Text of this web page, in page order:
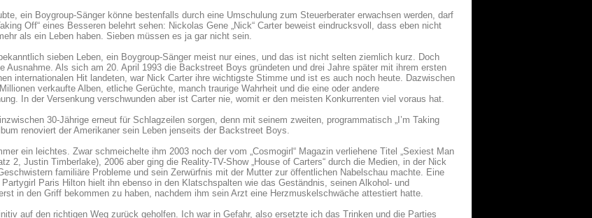
ein Boygroup-Sänger könne bestenfalls durch eine Umschulung zum Steuerberater erwachsen werden, darf
Off“ eines Besseren belehrt sehen: Nickolas Gene „Nick“ Carter beweist eindrucksvoll, dass eben nicht
als ein Leben haben. Sieben müssen es ja gar nicht sein.
sieben Leben, ein Boygroup-Sänger meist nur eines, und das ist nicht selten ziemlich kurz. Doch
Ausnahme. Als sich am 20. April 1993 die Backstreet Boys gründeten und drei Jahre später mit ihrem ersten
internationalen Hit landeten, war Nick Carter ihre wichtigste Stimme und ist es auch noch heute. Dazwischen
verkaufte Alben, etliche Gerüchte, manch traurige Wahrheit und die eine oder andere
In der Versenkung verschwunden aber ist Carter nie, womit er den meisten Konkurrenten viel voraus hat.
30-Jährige erneut für Schlagzeilen sorgen, denn mit seinem zweiten, programmatisch „I’m Taking
renoviert der Amerikaner sein Leben jenseits der Backstreet Boys.
ein leichtes. Zwar schmeichelte ihm 2003 noch der vom „Cosmogirl“ Magazin verliehene Titel „Sexiest Man
2, Justin Timberlake), 2006 aber ging die Reality-TV-Show „House of Carters“ durch die Medien, in der Nick
familiäre Probleme und sein Zerwürfnis mit der Mutter zur öffentlichen Nabelschau machte. Eine
Paris Hilton hielt ihn ebenso in den Klatschspalten wie das Geständnis, seinen Alkohol- und
in den Griff bekommen zu haben, nachdem ihm sein Arzt eine Herzmuskelschwäche attestiert hatte.
auf den richtigen Weg zurück geholfen. Ich war in Gefahr, also ersetzte ich das Trinken und die Parties